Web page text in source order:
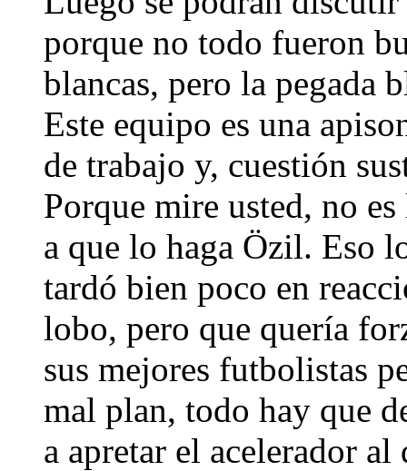
porque no todo fueron
blancas, pero la pegada
Este equipo es una
de trabajo y, cuestión
Porque mire usted, no
a que lo haga Özil. Eso
tardó bien poco en
lobo, pero que quería
sus mejores futbolistas
mal plan, todo hay que
a apretar el acelerador